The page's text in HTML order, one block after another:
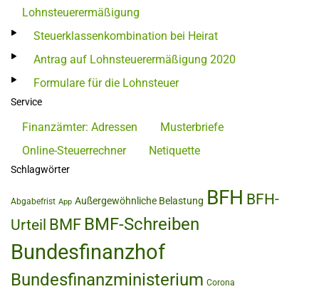
Lohnsteuerermäßigung
Steuerklassenkombination bei Heirat
Antrag auf Lohnsteuerermäßigung 2020
Formulare für die Lohnsteuer
Service
Finanzämter: Adressen
Musterbriefe
Online-Steuerrechner
Netiquette
Schlagwörter
Abgabefrist App Außergewöhnliche Belastung BFH BFH-
Urteil BMF BMF-Schreiben
Bundesfinanzhof
Bundesfinanzministerium Corona